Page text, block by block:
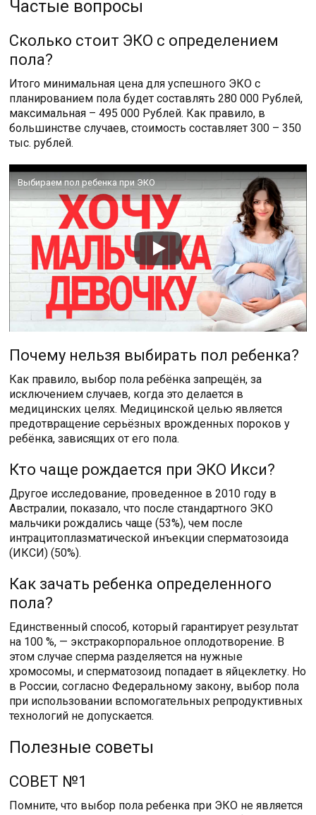
Частые вопросы
Сколько стоит ЭКО с определением
пола?
Итого минимальная цена для успешного ЭКО с
планированием пола будет составлять 280 000 Рублей,
максимальная – 495 000 Рублей. Как правило, в
большинстве случаев, стоимость составляет 300 – 350
тыс. рублей.
Выбираем пол ребенка при ЭКО
Почему нельзя выбирать пол ребенка?
Как правило, выбор пола ребёнка запрещён, за
исключением случаев, когда это делается в
медицинских целях. Медицинской целью является
предотвращение серьёзных врожденных пороков у
ребёнка, зависящих от его пола.
Кто чаще рождается при ЭКО Икси?
Другое исследование, проведенное в 2010 году в
Австралии, показало, что после стандартного ЭКО
мальчики рождались чаще (53%), чем после
интрацитоплазматической инъекции сперматозоида
(ИКСИ) (50%).
Как зачать ребенка определенного
пола?
Единственный способ, который гарантирует результат
на 100 %, — экстракорпоральное оплодотворение. В
этом случае сперма разделяется на нужные
хромосомы, и сперматозоид попадает в яйцеклетку. Но
в России, согласно Федеральному закону, выбор пола
при использовании вспомогательных репродуктивных
технологий не допускается.
Полезные советы
СОВЕТ №1
Помните, что выбор пола ребенка при ЭКО не является